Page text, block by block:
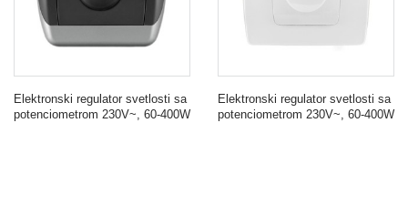
Elektronski regulator svetlosti sa
potenciometrom 230V~, 60-400W
Elektronski regulator svetlosti sa
potenciometrom 230V~, 60-400W